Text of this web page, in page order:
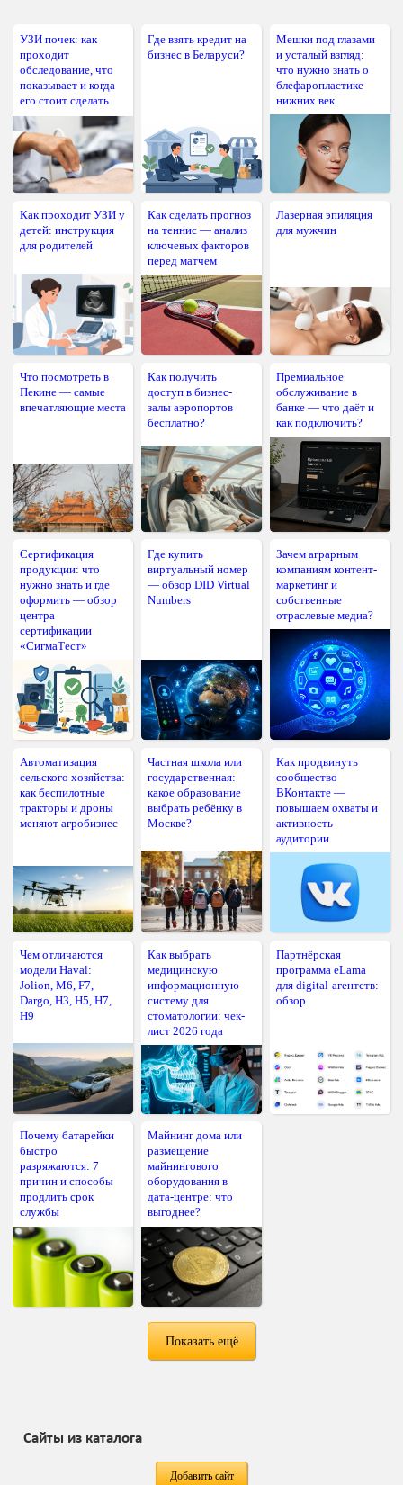
УЗИ почек: как
проходит
обследование, что
показывает и когда
его стоит сделать
Где взять кредит на
бизнес в Беларуси?
Мешки под глазами
и усталый взгляд:
что нужно знать о
блефаропластике
нижних век
Как проходит УЗИ у
детей: инструкция
для родителей
Как сделать прогноз
на теннис — анализ
ключевых факторов
перед матчем
Лазерная эпиляция
для мужчин
Что посмотреть в
Пекине — самые
впечатляющие места
Как получить
доступ в бизнес-
залы аэропортов
бесплатно?
Премиальное
обслуживание в
банке — что даёт и
как подключить?
Сертификация
продукции: что
нужно знать и где
оформить — обзор
центра
сертификации
«СигмаТест»
Где купить
виртуальный номер
— обзор DID Virtual
Numbers
Зачем аграрным
компаниям контент-
маркетинг и
собственные
отраслевые медиа?
Автоматизация
сельского хозяйства:
как беспилотные
тракторы и дроны
меняют агробизнес
Частная школа или
государственная:
какое образование
выбрать ребёнку в
Москве?
Как продвинуть
сообщество
ВКонтакте —
повышаем охваты и
активность
аудитории
Чем отличаются
модели Haval:
Jolion, M6, F7,
Dargo, H3, H5, H7,
H9
Как выбрать
медицинскую
информационную
систему для
стоматологии: чек-
лист 2026 года
Партнёрская
программа eLama
для digital-агентств:
обзор
Почему батарейки
быстро
разряжаются: 7
причин и способы
продлить срок
службы
Майнинг дома или
размещение
майнингового
оборудования в
дата-центре: что
выгоднее?
Показать ещё
Сайты из каталога
Добавить сайт